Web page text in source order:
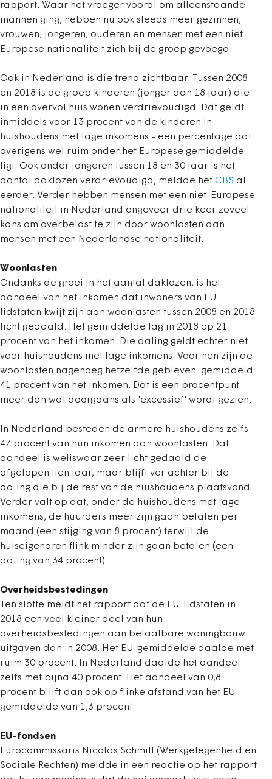
rapport. Waar het vroeger vooral om alleenstaande
mannen ging, hebben nu ook steeds meer gezinnen,
vrouwen, jongeren, ouderen en mensen met een niet-
Europese nationaliteit zich bij de groep gevoegd.
Ook in Nederland is die trend zichtbaar. Tussen 2008
en 2018 is de groep kinderen (jonger dan 18 jaar) die
in een overvol huis wonen verdrievoudigd. Dat geldt
inmiddels voor 13 procent van de kinderen in
huishoudens met lage inkomens - een percentage dat
overigens wel ruim onder het Europese gemiddelde
ligt. Ook onder jongeren tussen 18 en 30 jaar is het
aantal daklozen verdrievoudigd, meldde het CBS al
eerder. Verder hebben mensen met een niet-Europese
nationaliteit in Nederland ongeveer drie keer zoveel
kans om overbelast te zijn door woonlasten dan
mensen met een Nederlandse nationaliteit.
Woonlasten
Ondanks de groei in het aantal daklozen, is het
aandeel van het inkomen dat inwoners van EU-
lidstaten kwijt zijn aan woonlasten tussen 2008 en 2018
licht gedaald. Het gemiddelde lag in 2018 op 21
procent van het inkomen. Die daling geldt echter niet
voor huishoudens met lage inkomens. Voor hen zijn de
woonlasten nagenoeg hetzelfde gebleven: gemiddeld
41 procent van het inkomen. Dat is een procentpunt
meer dan wat doorgaans als 'excessief' wordt gezien.
In Nederland besteden de armere huishoudens zelfs
47 procent van hun inkomen aan woonlasten. Dat
aandeel is weliswaar zeer licht gedaald de
afgelopen tien jaar, maar blijft ver achter bij de
daling die bij de rest van de huishoudens plaatsvond.
Verder valt op dat, onder de huishoudens met lage
inkomens, de huurders meer zijn gaan betalen per
maand (een stijging van 8 procent) terwijl de
huiseigenaren flink minder zijn gaan betalen (een
daling van 34 procent).
Overheidsbestedingen
Ten slotte meldt het rapport dat de EU-lidstaten in
2018 een veel kleiner deel van hun
overheidsbestedingen aan betaalbare woningbouw
uitgaven dan in 2008. Het EU-gemiddelde daalde met
ruim 30 procent. In Nederland daalde het aandeel
zelfs met bijna 40 procent. Het aandeel van 0,8
procent blijft dan ook op flinke afstand van het EU-
gemiddelde van 1,3 procent.
EU-fondsen
Eurocommissaris Nicolas Schmitt (Werkgelegenheid en
Sociale Rechten) meldde in een reactie op het rapport